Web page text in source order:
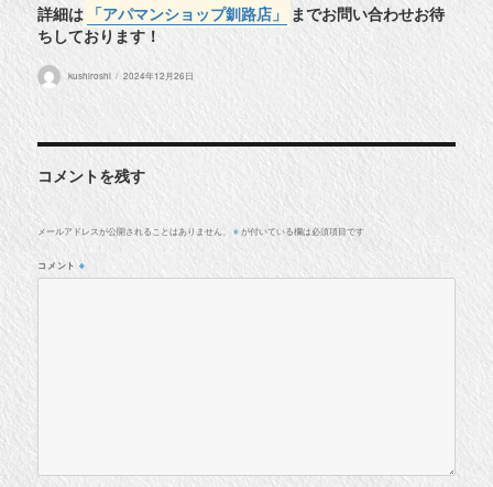
詳細は 「アパマンショップ釧路店」 までお問い合わせお待
ちしております！
投
kushiroshi
投
2024年12月26日
コメントを残す
メールアドレスが公開されることはありません。 ※ が付いている欄は必須項目です
コメント ※